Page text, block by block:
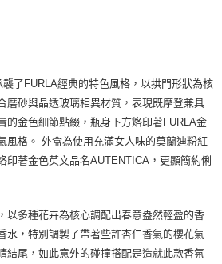
了FURLA經典的特色風格，以拱門形狀為核
磨砂與晶透玻璃相異材質，表現既摩登兼具
的金色細節點綴，瓶身下方烙印著FURLA金
風格。 外盒為使用充滿女人味的莫蘭迪粉紅
印著金色英文品名AUTENTICA，更顯簡約俐
以多種花卉為核心調配出春意盎然輕盈的香
水，特別調製了帶著些許杏仁香氣的櫻花氣
結尾，如此意外的碰撞搭配是造就此款香氛